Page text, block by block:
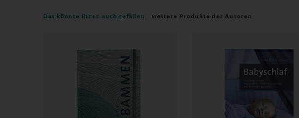
Das könnte Ihnen auch gefallen weitere Produkte der Autoren